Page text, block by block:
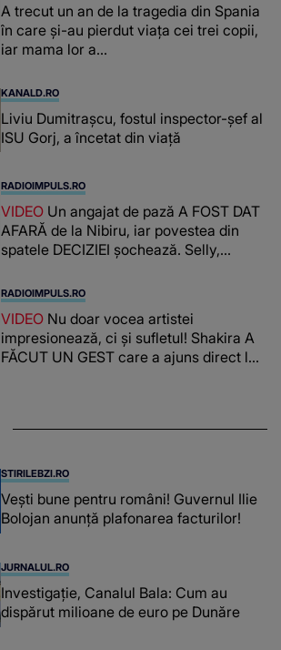
A trecut un an de la tragedia din Spania
în care și-au pierdut viața cei trei copii,
iar mama lor a…
KANALD.RO
Liviu Dumitrașcu, fostul inspector-șef al
ISU Gorj, a încetat din viață
RADIOIMPULS.RO
VIDEO Un angajat de pază A FOST DAT
AFARĂ de la Nibiru, iar povestea din
spatele DECIZIEI șochează. Selly,
CREDEA CĂ VA VEDEA AȘA CEVA: "Fix
în fața unui..."
RADIOIMPULS.RO
VIDEO Nu doar vocea artistei
impresionează, ci și sufletul! Shakira A
FĂCUT UN GEST care a ajuns direct la
așteptând oportunitatea
STIRILEBZI.RO
Vești bune pentru români! Guvernul Ilie
Bolojan anunță plafonarea facturilor!
JURNALUL.RO
Investigație, Canalul Bala: Cum au
dispărut milioane de euro pe Dunăre